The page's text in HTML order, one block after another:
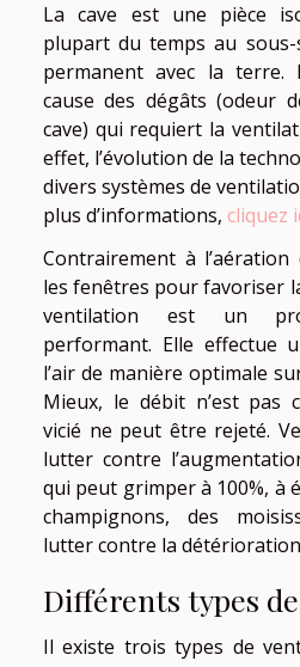
La cave est une pièce
plupart du temps au
permanent avec la terre.
cause des dégâts (odeur
cave) qui requiert la
effet, l’évolution de la
divers systèmes de
plus d’informations, cliquez
Contrairement à
les fenêtres pour favoriser
ventilation est un
performant. Elle effectue
l’air de manière optimale
Mieux, le débit n’est pas
vicié ne peut être rejeté.
lutter contre
qui peut grimper à 100%, à
champignons, des
lutter contre la
Différents types
Il existe trois types de